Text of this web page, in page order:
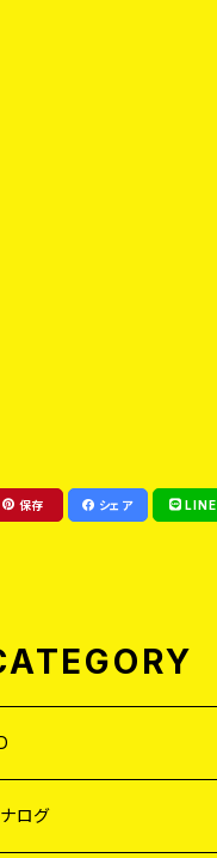
保存 シェア LINE
ログ